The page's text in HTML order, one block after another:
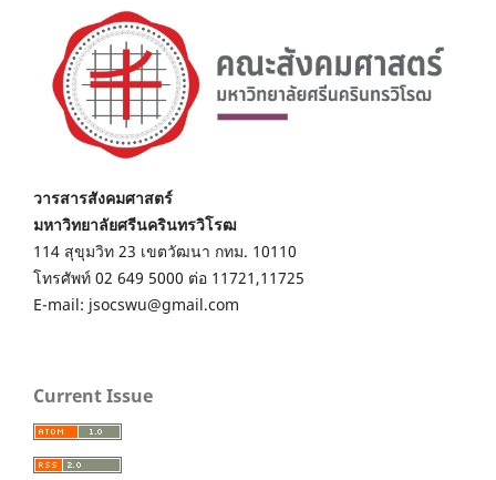
วารสารสังคมศาสตร์
มหาวิทยาลัยศรีนครินทรวิโรฒ
114 สุขุมวิท 23 เขตวัฒนา กทม. 10110
โทรศัพท์ 02 649 5000 ต่อ 11721,11725
E-mail: jsocswu@gmail.com
Current Issue